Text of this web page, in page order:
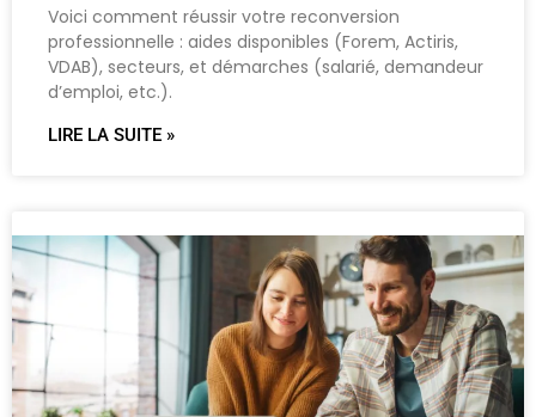
Voici comment réussir votre reconversion
professionnelle : aides disponibles (Forem, Actiris,
VDAB), secteurs, et démarches (salarié, demandeur
d’emploi, etc.).
LIRE LA SUITE »